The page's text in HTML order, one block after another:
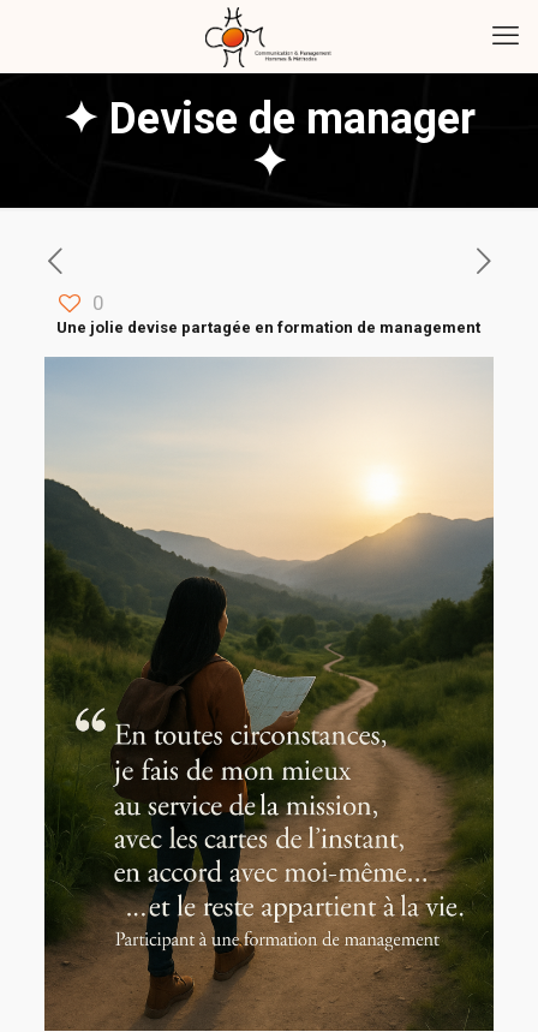
✦ Devise de manager
✦
0
Une jolie devise partagée en formation de management